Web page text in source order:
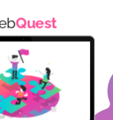
Quest